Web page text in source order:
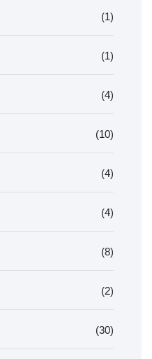
(1)
(1)
(4)
(10)
(4)
(4)
(8)
(2)
(30)